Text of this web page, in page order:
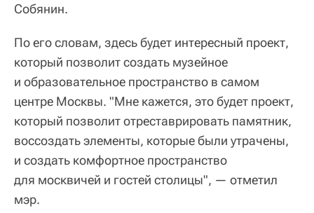
Собянин.
По его словам, здесь будет интересный проект,
который позволит создать музейное
и образовательное пространство в самом
центре Москвы. "Мне кажется, это будет проект,
который позволит отреставрировать памятник,
воссоздать элементы, которые были утрачены,
и создать комфортное пространство
для москвичей и гостей столицы", — отметил
мэр.